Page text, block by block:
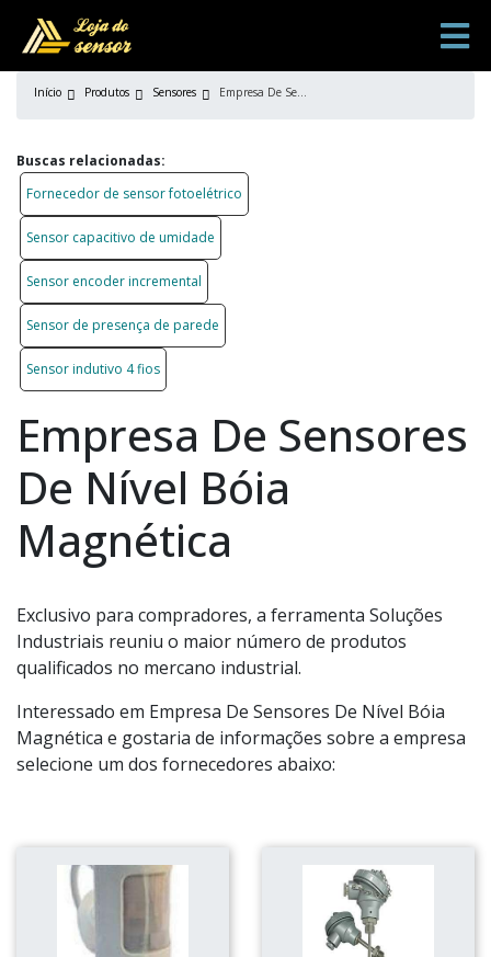
Início Produtos Sensores Empresa De Sensores De Nível Bóia Magnética
Buscas relacionadas:
Fornecedor de sensor fotoelétrico
Sensor capacitivo de umidade
Sensor encoder incremental
Sensor de presença de parede
Sensor indutivo 4 fios
Empresa De Sensores
De Nível Bóia
Magnética
Exclusivo para compradores, a ferramenta Soluções
Industriais reuniu o maior número de produtos
qualificados no mercano industrial.
Interessado em Empresa De Sensores De Nível Bóia
Magnética e gostaria de informações sobre a empresa
selecione um dos fornecedores abaixo: